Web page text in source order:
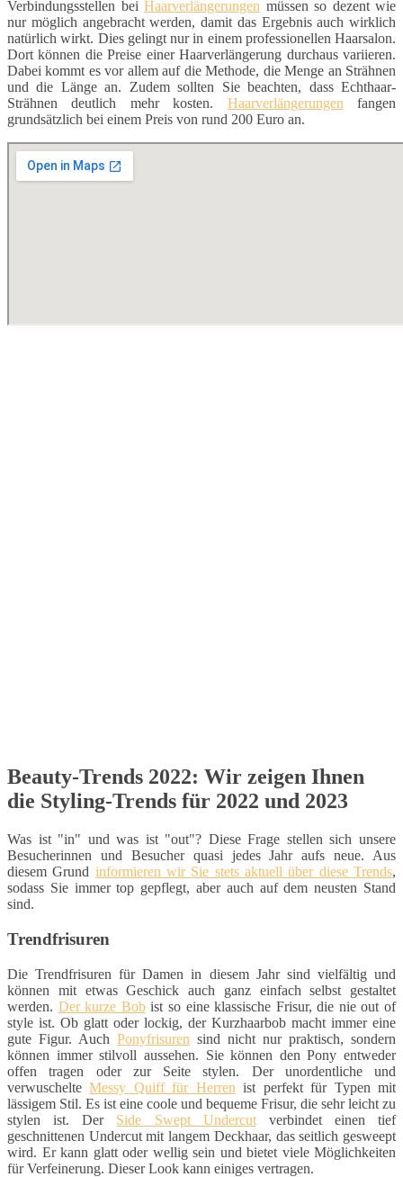
Verbindungsstellen bei Haarverlängerungen müssen so dezent wie
nur möglich angebracht werden, damit das Ergebnis auch wirklich
natürlich wirkt. Dies gelingt nur in einem professionellen Haarsalon.
Dort können die Preise einer Haarverlängerung durchaus variieren.
Dabei kommt es vor allem auf die Methode, die Menge an Strähnen
und die Länge an. Zudem sollten Sie beachten, dass Echthaar-
Strähnen deutlich mehr kosten. Haarverlängerungenfangen
grundsätzlich bei einem Preis von rund 200 Euro an.
Beauty-Trends 2022: Wir zeigen Ihnen
die Styling-Trends für 2022 und 2023
Was ist "in" und was ist "out"? Diese Frage stellen sich unsere
Besucherinnen und Besucher quasi jedes Jahr aufs neue. Aus
diesem Grund informieren wir Sie stets aktuell über diese Trends,
sodass Sie immer top gepflegt, aber auch auf dem neusten Stand
sind.
Trendfrisuren
Die Trendfrisuren für Damen in diesem Jahr sind vielfältig und
können mit etwas Geschick auch ganz einfach selbst gestaltet
werden. Der kurze Bobist so eine klassische Frisur, die nie out of
style ist. Ob glatt oder lockig, der Kurzhaarbob macht immer eine
gute Figur. Auch Ponyfrisuren sind nicht nur praktisch, sondern
können immer stilvoll aussehen. Sie können den Pony entweder
offen tragen oder zur Seite stylen. Der unordentliche und
verwuschelteMessy Quiff für Herren ist perfekt für Typen mit
lässigem Stil. Es ist eine coole und bequeme Frisur, die sehr leicht zu
stylen ist. Der Side Swept Undercutverbindet einen tief
geschnittenen Undercut mit langem Deckhaar, das seitlich gesweept
wird. Er kann glatt oder wellig sein und bietet viele Möglichkeiten
für Verfeinerung. Dieser Look kann einiges vertragen.